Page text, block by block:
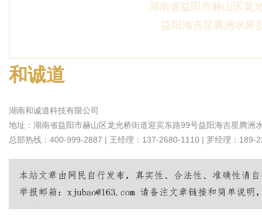
湖南省益阳市赫山区龙
益阳海吉星腾洲水果
和诚道
湖南和诚道科技有限公司
地址：湖南省益阳市赫山区龙光桥街道迎宾东路99号益阳海吉星腾洲
总部热线：400-999-2887 | 王经理：137-2680-1110 | 罗经理：189-